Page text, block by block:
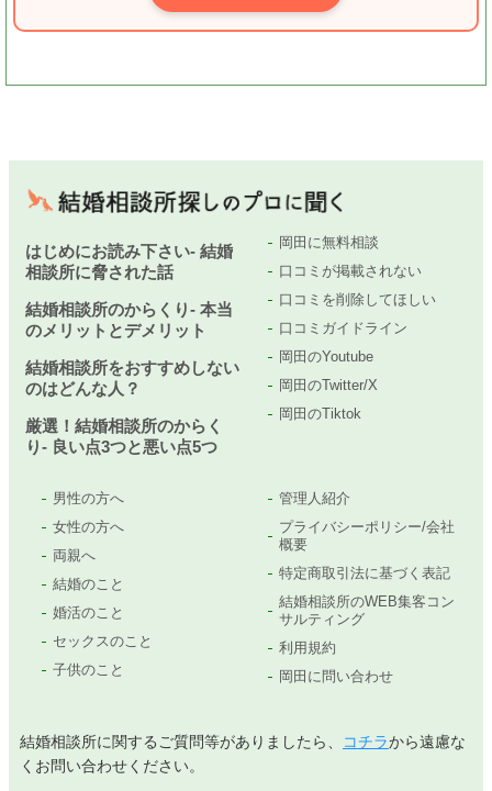
はじめにお読み下さい- 結婚
相談所に脅された話
結婚相談所のからくり- 本当
のメリットとデメリット
結婚相談所をおすすめしない
のはどんな人？
厳選！結婚相談所のからく
り- 良い点3つと悪い点5つ
岡田に無料相談
口コミが掲載されない
口コミを削除してほしい
口コミガイドライン
岡田のYoutube
岡田のTwitter/X
岡田のTiktok
男性の方へ
女性の方へ
両親へ
結婚のこと
婚活のこと
セックスのこと
子供のこと
管理人紹介
プライバシーポリシー/会社
概要
特定商取引法に基づく表記
結婚相談所のWEB集客コン
サルティング
利用規約
岡田に問い合わせ
結婚相談所に関するご質問等がありましたら、 コチラから遠慮な
くお問い合わせください。